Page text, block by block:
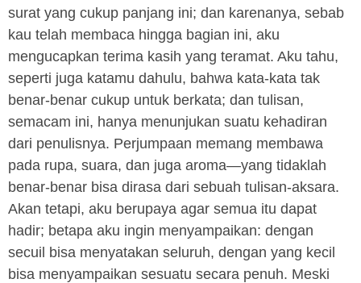
surat yang cukup panjang ini; dan karenanya, sebab
kau telah membaca hingga bagian ini, aku
mengucapkan terima kasih yang teramat. Aku tahu,
seperti juga katamu dahulu, bahwa kata-kata tak
benar-benar cukup untuk berkata; dan tulisan,
semacam ini, hanya menunjukan suatu kehadiran
dari penulisnya. Perjumpaan memang membawa
pada rupa, suara, dan juga aroma—yang tidaklah
benar-benar bisa dirasa dari sebuah tulisan-aksara.
Akan tetapi, aku berupaya agar semua itu dapat
hadir; betapa aku ingin menyampaikan: dengan
secuil bisa menyatakan seluruh, dengan yang kecil
bisa menyampaikan sesuatu secara penuh. Meski